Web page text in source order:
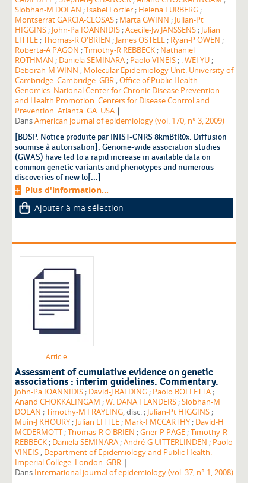
Siobhan-M DOLAN ; Isabel Fortier ; Helena FURBERG ;
Montserrat GARCIA-CLOSAS ; Marta GWINN ; Julian-Pt
HIGGINS ; John-Pa IOANNIDIS ;Acecile-Jw JANSSENS ; Julian
LITTLE ;Thomas-R O'BRIEN ; James OSTELL ; Ryan-P OWEN ;
Roberta-A PAGON ;Timothy-R REBBECK ; Nathaniel
ROTHMAN ; Daniela SEMINARA ; Paolo VINEIS ; . WEI YU ;
Deborah-M WINN ; Molecular Epidemiology Unit. University of
Cambridge. Cambridge. GBR ;Office of Public Health
Genomics. National Center for Chronic Disease Prevention
and Health Promotion. Centers for Disease Control and
Prevention. Atlanta. GA. USA |
DansAmerican journal of epidemiology (vol. 170, n° 3, 2009)
[BDSP. Notice produite par INIST-CNRS 8kmBtR0x. Diffusion
soumise à autorisation]. Genome-wide association studies
(GWAS) have led to a rapid increase in available data on
common genetic variants and phenotypes and numerous
discoveries of new lo[...]
Plus d'information...
Ajouter à ma sélection
Article
Assessment of cumulative evidence on genetic
associations : interim guidelines. Commentary.
John-Pa IOANNIDIS ; David-J BALDING ; Paolo BOFFETTA ;
Anand CHOKKALINGAM ;W. DANA FLANDERS ;Siobhan-M
DOLAN ;Timothy-M FRAYLING , disc. ; Julian-Pt HIGGINS ;
Muin-J KHOURY ; Julian LITTLE ; Mark-I MCCARTHY ; David-H
MCDERMOTT ;Thomas-R O'BRIEN ;Grier-P PAGE ;Timothy-R
REBBECK ; Daniela SEMINARA ;André-G UITTERLINDEN ; Paolo
VINEIS ; Department of Epidemiology and Public Health.
Imperial College. London. GBR |
Dans International journal of epidemiology (vol. 37, n° 1, 2008)